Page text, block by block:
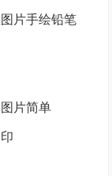
片手绘铅笔
片简单